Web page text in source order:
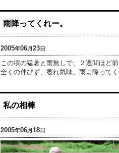
雨降ってくれー。
2005年06月 23 日
この頃の猛暑と雨無しで、２週間ほど
全くの伸びず、萎れ気味。雨よ降ってく
私の相棒
2005年06月 18 日